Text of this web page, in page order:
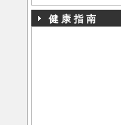
健 康 指 南